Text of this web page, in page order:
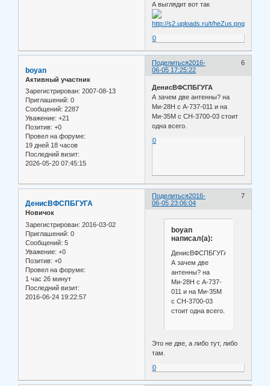
А выглядит вот так
0
Поделиться 6
2016-
06-05 17:25:22
boyan
Активный участник
Зарегистрирован: 2007-08-13
Приглашений: 0
Сообщений: 2287
Уважение: +21
Позитив: +0
Провел на форуме:
19 дней 18 часов
Последний визит:
2026-05-20 07:45:15
ДенисВФСПБГУГА
А зачем две антенны? на
Ми-28Н с А-737-011 и на
Ми-35М с СН-3700-03 стоит
одна всего.
0
Поделиться 7
2016-
06-05 23:06:04
ДенисВФСПБГУГА
Новичок
Зарегистрирован: 2016-03-02
Приглашений: 0
Сообщений: 5
Уважение: +0
Позитив: +0
Провел на форуме:
1 час 26 минут
Последний визит:
2016-06-24 19:22:57
boyan
написал(а):
ДенисВФСПБГУГА
А зачем две
антенны? на
Ми-28Н с А-737-
011 и на Ми-35М
с СН-3700-03
стоит одна всего.
Это не две, а либо тут, либо
там.
0